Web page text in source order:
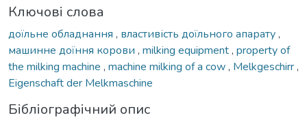
Ключові слова
доїльне обладнання , властивість доїльного апарату,
машинне доїння корови , milking equipment, property of
the milking machine , machine milking of a cow, Melkgeschirr,
Eigenschaft der Melkmaschine
Бібліографічний опис